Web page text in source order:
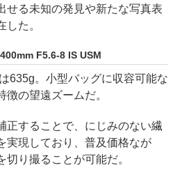
せる未知の発見や新たな写真表
た。
F5.6-8 IS USM
635g。小型バッグに収容可能な
徴の望遠ズームだ。
正することで、にじみのない繊
実現しており、普及価格なが
り撮ることが可能だ。